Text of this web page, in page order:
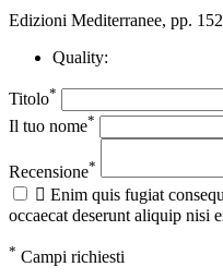
Edizioni Mediterranee, pp.
Quality:
Titolo*
Il tuo nome*
Recensione*
 Enim quis fugiat
occaecat deserunt aliquip nisi
* Campi richiesti